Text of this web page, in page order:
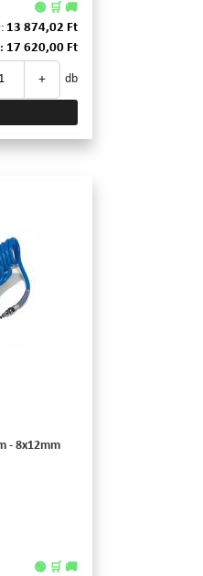
🟢 🛒 🚚
13 874,02 Ft
17 620,00 Ft
+ db
- 8x12mm
🟢 🛒 🚚